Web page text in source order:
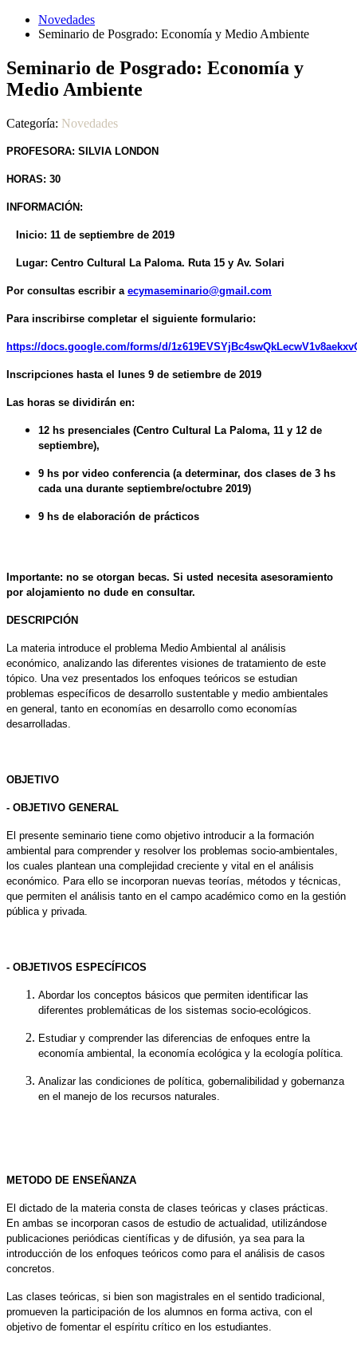
Novedades
Seminario de Posgrado: Economía y Medio Ambiente
Seminario de Posgrado: Economía y
Medio Ambiente
Categoría: Novedades
PROFESORA: SILVIA LONDON
HORAS: 30
INFORMACIÓN:
Inicio: 11 de septiembre de 2019
Lugar: Centro Cultural La Paloma. Ruta 15 y Av. Solari
Por consultas escribir a ecymaseminario@gmail.com
Para inscribirse completar el siguiente formulario:
https://docs.google.com/forms/d/
Inscripciones hasta el lunes 9 de setiembre de 2019
Las horas se dividirán en:
12 hs presenciales (Centro Cultural La Paloma, 11 y 12 de
septiembre),
9 hs por video conferencia (a determinar, dos clases de 3 hs
cada una durante septiembre/octubre 2019)
9 hs de elaboración de prácticos
Importante: no se otorgan becas. Si usted necesita asesoramiento
por alojamiento no dude en consultar.
DESCRIPCIÓN
La materia introduce el problema Medio Ambiental al análisis
económico, analizando las diferentes visiones de tratamiento de este
tópico. Una vez presentados los enfoques teóricos se estudian
problemas específicos de desarrollo sustentable y medio ambientales
en general, tanto en economías en desarrollo como economías
desarrolladas.
OBJETIVO
- OBJETIVO GENERAL
El presente seminario tiene como objetivo introducir a la formación
ambiental para comprender y resolver los problemas socio-ambientales,
los cuales plantean una complejidad creciente y vital en el análisis
económico. Para ello se incorporan nuevas teorías, métodos y técnicas,
que permiten el análisis tanto en el campo académico como en la gestión
pública y privada.
- OBJETIVOS ESPECÍFICOS
Abordar los conceptos básicos que permiten identificar las
diferentes problemáticas de los sistemas socio-ecológicos.
Estudiar y comprender las diferencias de enfoques entre la
economía ambiental, la economía ecológica y la ecología política.
Analizar las condiciones de política, gobernalibilidad y gobernanza
en el manejo de los recursos naturales.
METODO DE ENSEÑANZA
El dictado de la materia consta de clases teóricas y clases prácticas.
En ambas se incorporan casos de estudio de actualidad, utilizándose
publicaciones periódicas científicas y de difusión, ya sea para la
introducción de los enfoques teóricos como para el análisis de casos
concretos.
Las clases teóricas, si bien son magistrales en el sentido tradicional,
promueven la participación de los alumnos en forma activa, con el
objetivo de fomentar el espíritu crítico en los estudiantes.